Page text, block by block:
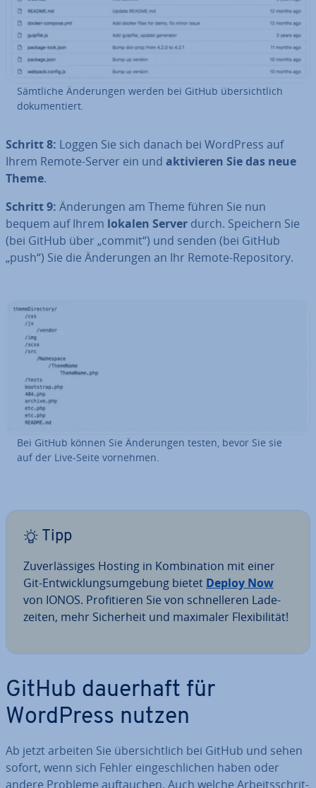
Sämtliche Än­de­run­gen werden bei GitHub über­sicht­lich
do­ku­men­tiert.
Schritt 8: Loggen Sie sich danach bei WordPress auf
Ihrem Remote-Server ein und ak­ti­vie­ren Sie das neue
Theme.
Schritt 9: Än­de­run­gen am Theme führen Sie nun
bequem auf Ihrem lokalen Server durch. Speichern Sie
(bei GitHub über „commit“) und senden (bei GitHub
„push“) Sie die Än­de­run­gen an Ihr Remote-Re­po­si­to­ry.
Bei GitHub können Sie Än­de­run­gen testen, bevor Sie sie
auf der Live-Seite vornehmen.
Tipp
Zu­ver­läs­si­ges Hosting in Kom­bi­na­ti­on mit einer
Git-Ent­wick­lungs­um­ge­bung bietet Deploy Now
von IONOS. Pro­fi­tie­ren Sie von schnel­le­ren La­de­
zei­ten, mehr Si­cher­heit und maximaler Fle­xi­bi­li­tät!
GitHub dauerhaft für
WordPress nutzen
Ab jetzt arbeiten Sie über­sicht­lich bei GitHub und sehen
sofort, wenn sich Fehler ein­ge­schli­chen haben oder
andere Probleme auf­tau­chen. Auch welche Ar­beits­schrit­